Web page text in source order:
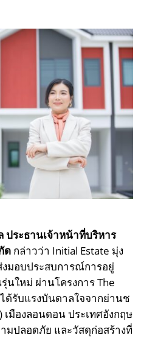
ประธานเจ้าหน้าที่บริหาร
ด กล่าวว่า Initial Estate มุ่ง
งมอบประสบการณ์การอยู่
ใหม่ ผ่านโครงการ The
ด้รับแรงบันดาลใจจากย่านช
เมืองลอนดอน ประเทศอังกฤษ
มปลอดภัย และวัสดุก่อสร้างที่